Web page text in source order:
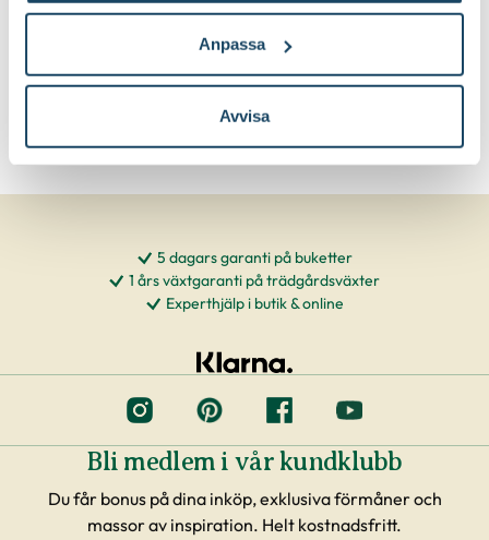
Anpassa
Avvisa
Här kan du ladda ner en pdf med
skissen och växtlistan:
5 dagars garanti på buketter
1 års växtgaranti på trädgårdsväxter
Experthjälp i butik & online
Bli medlem i vår kundklubb
Du får bonus på dina inköp, exklusiva förmåner och
massor av inspiration. Helt kostnadsfritt.